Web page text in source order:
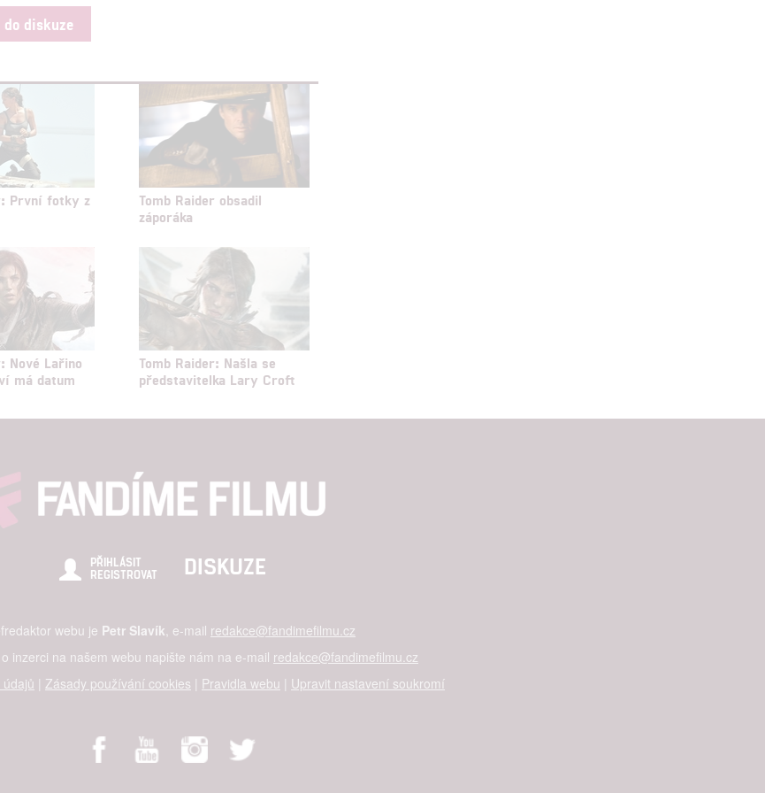
diskuze
První fotky z
Tomb Raider obsadil
záporáka
Nové Lařino
má datum
Tomb Raider: Našla se
představitelka Lary Croft
PŘIHLÁSIT
REGISTROVAT
DISKUZE
webu je Petr Slavík , e-mail redakce@fandimefilmu.cz
inzerci na našem webu napište nám na e-mail redakce@fandimefilmu.cz
| Zásady používání cookies | Pravidla webu | Upravit nastavení soukromí